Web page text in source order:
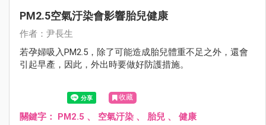
PM2.5空氣汙染會影響胎兒健康
作者：尹長生
若孕婦吸入PM2.5，除了可能造成胎兒體重不足之外，還會
引起早產，因此，外出時要做好防護措施。
收藏
關鍵字： PM2.5 、 空氣汙染 、 胎兒 、 健康